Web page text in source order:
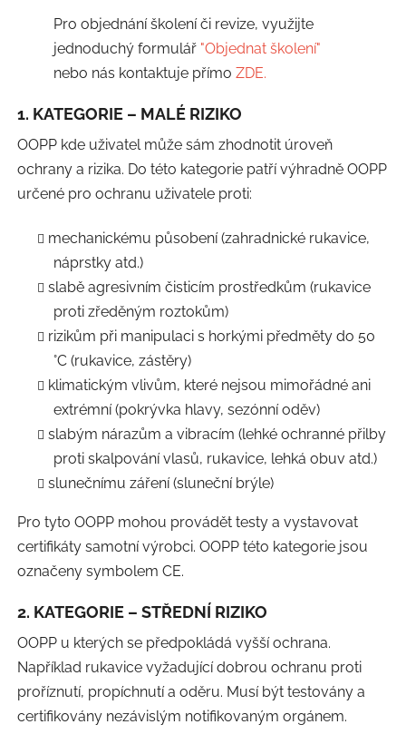
Pro objednání školení či revize, využijte
jednoduchý formulář "Objednat školení"
nebo nás kontaktuje přímo ZDE.
1. KATEGORIE – MALÉ RIZIKO
OOPP kde uživatel může sám zhodnotit úroveň
ochrany a rizika. Do této kategorie patří výhradně OOPP
určené pro ochranu uživatele proti:
mechanickému působení (zahradnické rukavice,
náprstky atd.)
slabě agresivním čisticím prostředkům (rukavice
proti zředěným roztokům)
rizikům při manipulaci s horkými předměty do 50
°C (rukavice, zástěry)
klimatickým vlivům, které nejsou mimořádné ani
extrémní (pokrývka hlavy, sezónní oděv)
slabým nárazům a vibracím (lehké ochranné přilby
proti skalpování vlasů, rukavice, lehká obuv atd.)
slunečnímu záření (sluneční brýle)
Pro tyto OOPP mohou provádět testy a vystavovat
certifikáty samotní výrobci. OOPP této kategorie jsou
označeny symbolem CE.
2. KATEGORIE – STŘEDNÍ RIZIKO
OOPP u kterých se předpokládá vyšší ochrana.
Například rukavice vyžadující dobrou ochranu proti
proříznutí, propíchnutí a oděru. Musí být testovány a
certifikovány nezávislým notifikovaným orgánem.